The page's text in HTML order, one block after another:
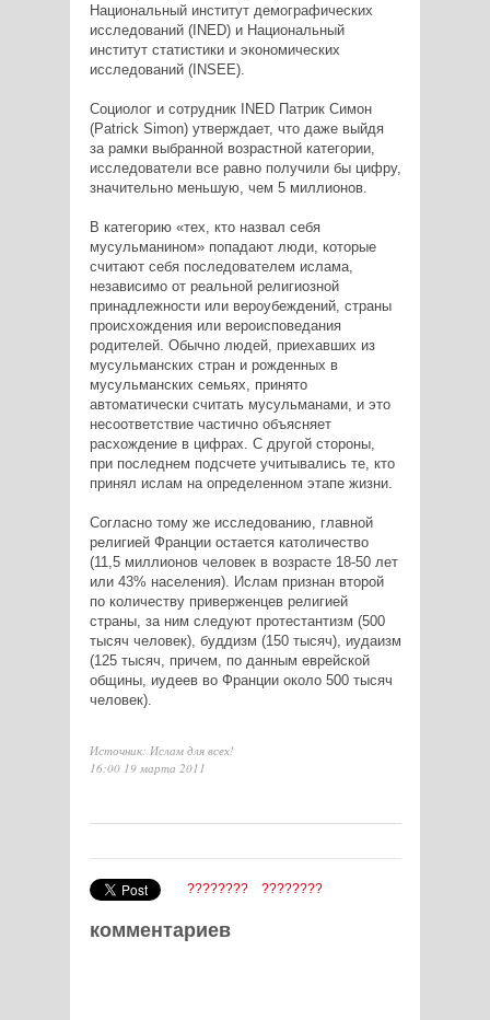
Национальный институт демографических
исследований (INED) и Национальный
институт статистики и экономических
исследований (INSEE).
Социолог и сотрудник INED Патрик Симон
(Patrick Simon) утверждает, что даже выйдя
за рамки выбранной возрастной категории,
исследователи все равно получили бы цифру,
значительно меньшую, чем 5 миллионов.
В категорию «тех, кто назвал себя
мусульманином» попадают люди, которые
считают себя последователем ислама,
независимо от реальной религиозной
принадлежности или вероубеждений, страны
происхождения или вероисповедания
родителей. Обычно людей, приехавших из
мусульманских стран и рожденных в
мусульманских семьях, принято
автоматически считать мусульманами, и это
несоответствие частично объясняет
расхождение в цифрах. С другой стороны,
при последнем подсчете учитывались те, кто
принял ислам на определенном этапе жизни.
Согласно тому же исследованию, главной
религией Франции остается католичество
(11,5 миллионов человек в возрасте 18-50 лет
или 43% населения). Ислам признан второй
по количеству приверженцев религией
страны, за ним следуют протестантизм (500
тысяч человек), буддизм (150 тысяч), иудаизм
(125 тысяч, причем, по данным еврейской
общины, иудеев во Франции около 500 тысяч
человек).
Источник: Ислам для всех!
16:00 19 марта 2011
???????? ????????
комментариев